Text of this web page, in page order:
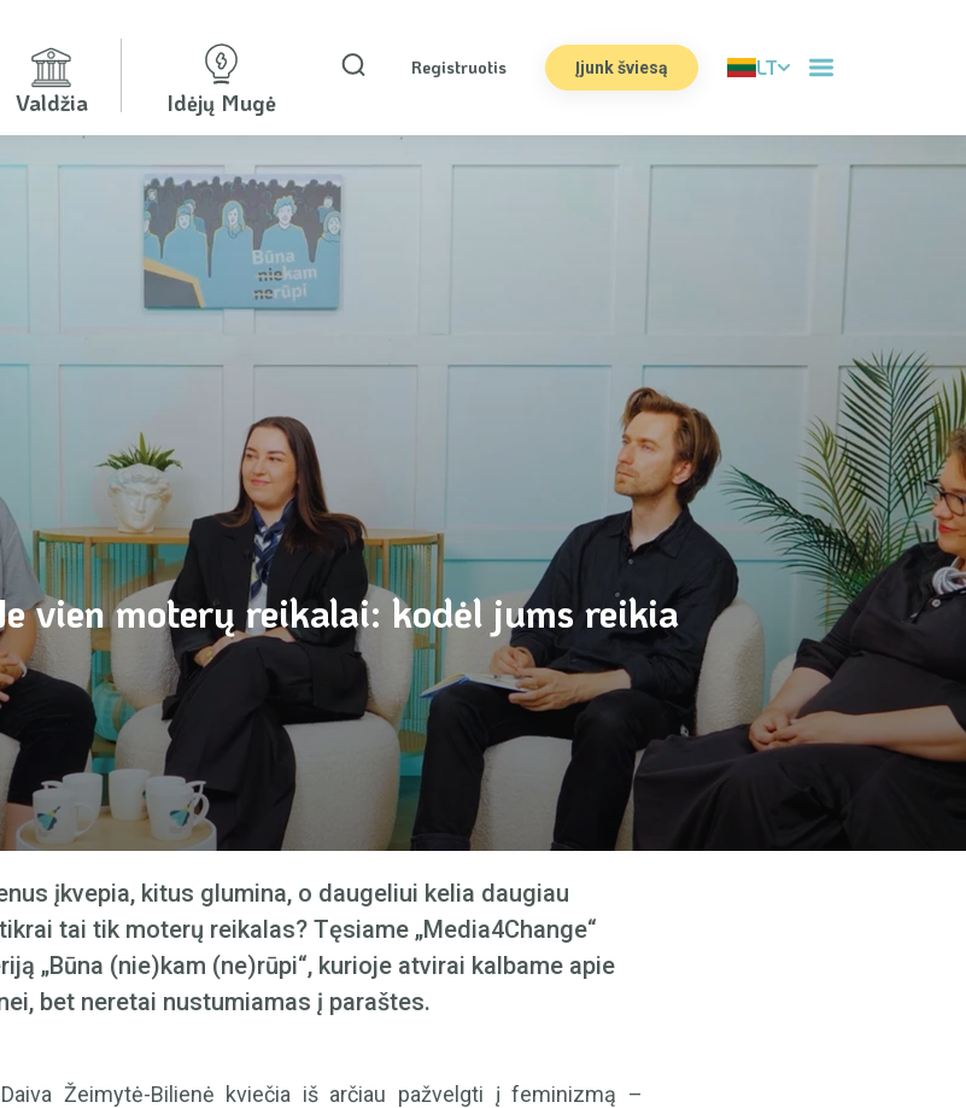
Valdžia Idėjų Mugė
Registruotis Įjunk šviesą
LT
Apie mus
Prisijungti
vien moterų reikalai: kodėl jums reikia
įkvepia, kitus glumina, o daugeliui kelia daugiau
tai tik moterų reikalas? Tęsiame „Media4Change“
„Būna (nie)kam (ne)rūpi“, kurioje atvirai kalbame apie
bet neretai nustumiamas į paraštes.
Žeimytė-Bilienė kviečia iš arčiau pažvelgti į feminizmą –